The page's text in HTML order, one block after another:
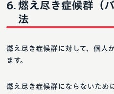
燃え尽き症候群（
法
燃え尽き症候群に対して、個人
ます。
燃え尽き症候群にならないため